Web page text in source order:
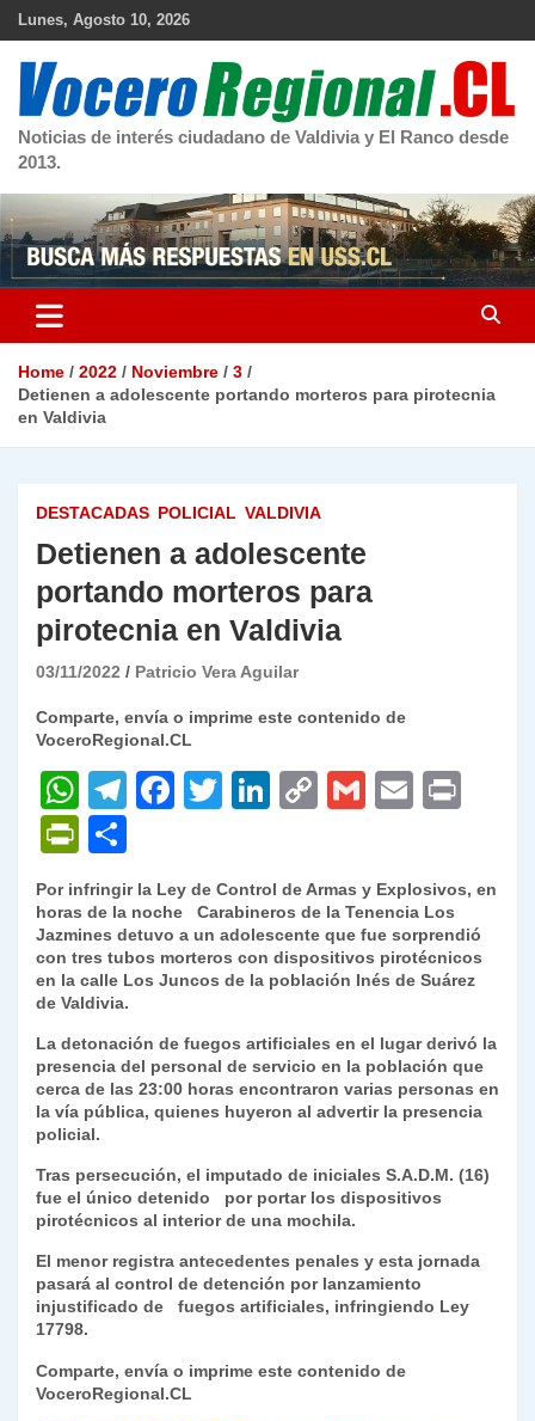
Skip
Lunes, Agosto 10, 2026
Noticias de interés ciudadano de Valdivia y El Ranco desde
2013.
Home 2022 Noviembre
3
Detienen a adolescente portando morteros para pirotecnia
en Valdivia
DESTACADAS POLICIAL VALDIVIA
Detienen a adolescente
portando morteros para
pirotecnia en Valdivia
03/11/2022 Patricio Vera Aguilar
Comparte, envía o imprime este contenido de
VoceroRegional.CL
W
h
at
s
A
p
p
T
gr
a
m
F
e
b
o
k
T
er
Li
e
dI
n
C
y
Li
n
G
l
E
l
P
ri
nt
Fr
ie
dl
y
o
m
p
ar
tir
Por infringir la Ley de Control de Armas y Explosivos, en
horas de la noche Carabineros de la Tenencia Los
Jazmines detuvo a un adolescente que fue sorprendió
con tres tubos morteros con dispositivos pirotécnicos
en la calle Los Juncos de la población Inés de Suárez
de Valdivia.
La detonación de fuegos artificiales en el lugar derivó la
presencia del personal de servicio en la población que
cerca de las 23:00 horas encontraron varias personas en
la vía pública, quienes huyeron al advertir la presencia
policial.
Tras persecución, el imputado de iniciales S.A.D.M. (16)
fue el único detenido por portar los dispositivos
pirotécnicos al interior de una mochila.
El menor registra antecedentes penales y esta jornada
pasará al control de detención por lanzamiento
injustificado de fuegos artificiales, infringiendo Ley
17798.
Comparte, envía o imprime este contenido de
VoceroRegional.CL